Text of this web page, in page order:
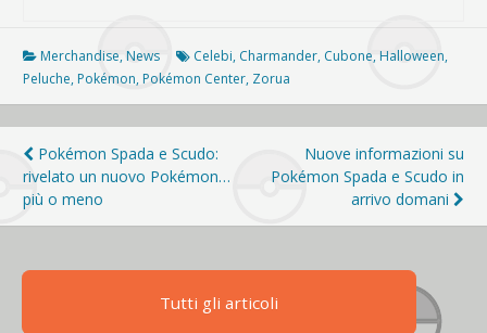
Merchandise, News Celebi, Charmander, Cubone,Halloween,
Peluche, Pokémon, Pokémon Center, Zorua
Navigazione
articoli
Pokémon Spada e Scudo:
rivelato un nuovo Pokémon…
più o meno
Nuove informazioni su
Pokémon Spada e Scudo in
arrivo domani
Tutti gli articoli